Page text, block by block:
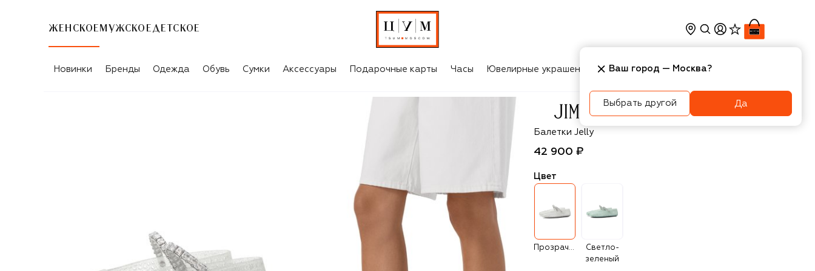
ЖЕНСКОЕ МУЖСКОЕ ДЕТСКОЕ
Новинки Бренды Одежда Обувь Сумки Аксессуары Подарочные карты Часы Ювелирные украшения Косметика Интерьер
Jimmy Choo
Балетки Jelly
42 900 ₽
Цвет
Прозрачный
Светло-
зеленый
Ваш город — Москва?
Выбрать другой Да